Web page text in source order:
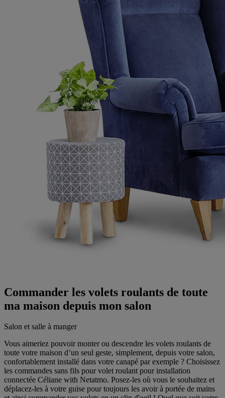
Commander les volets roulants de toute
ma maison depuis mon salon
Salon et salle à manger
Vous aimeriez pouvoir monter ou descendre les volets roulants de
toute votre maison d’un seul geste, simplement, depuis votre salon,
confortablement installé dans votre canapé par exemple ? Choisissez
les commandes sans fils pour volet roulant pour installation
connectée Céliane with Netatmo. Posez-les où vous le souhaitez et
déplacez-les à votre guise pour toujours les avoir à portée de mains